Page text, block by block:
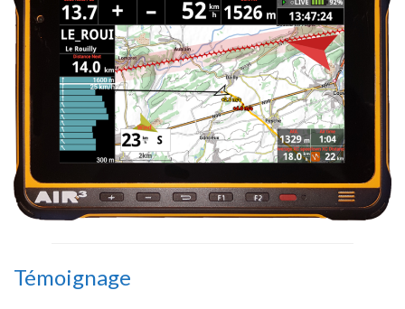
Témoignage